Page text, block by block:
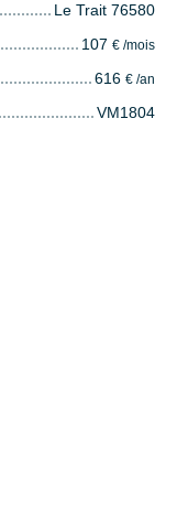
Le Trait 76580
107 € /mois
616 € /an
VM1804